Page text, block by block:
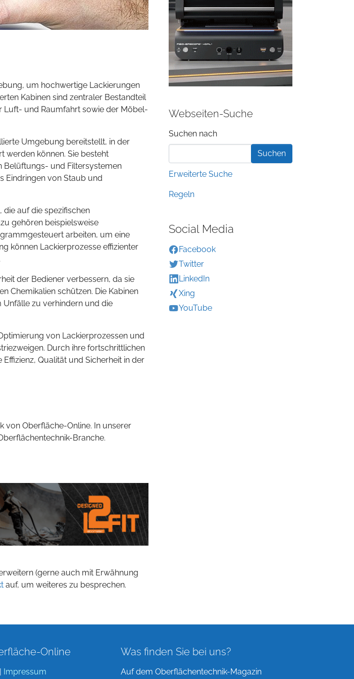
um hochwertige Lackierungen
Kabinen sind zentraler Bestandteil
Luft- und Raumfahrt sowie der Möbel-
Umgebung bereitstellt, in der
werden können. Sie besteht
Belüftungs- und Filtersystemen
Eindringen von Staub und
die auf die spezifischen
gehören beispielsweise
arbeiten, um eine
können Lackierprozesse effizienter
der Bediener verbessern, da sie
Chemikalien schützen. Die Kabinen
zu verhindern und die
von Lackierprozessen und
Durch ihre fortschrittlichen
Qualität und Sicherheit in der
von Oberfläche-Online. In unserer
Branche.
(gerne auch mit Erwähnung
auf, um weiteres zu besprechen.
Webseiten-Suche
Suchformular
Suchen nach
Erweiterte Suche
Regeln
Social Media
Facebook
Twitter
LinkedIn
Xing
YouTube
Online
| Impressum
Was finden Sie bei uns?
Auf dem Oberflächentechnik-Magazin